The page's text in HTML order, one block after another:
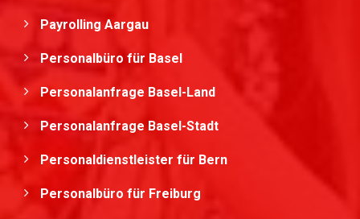
Payrolling Aargau
Personalbüro für Basel
Personalanfrage Basel-Land
Personalanfrage Basel-Stadt
Personaldienstleister für Bern
Personalbüro für Freiburg